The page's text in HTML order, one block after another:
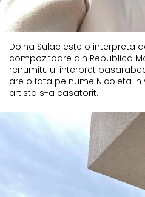
Doina Sulac este o interpreta
compozitoare din Republica
renumitului interpret
are o fata pe nume Nicoleta in
artista s-a casatorit.